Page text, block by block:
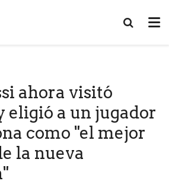
ahora visitó
eligió a un jugador
como "el mejor
la nueva